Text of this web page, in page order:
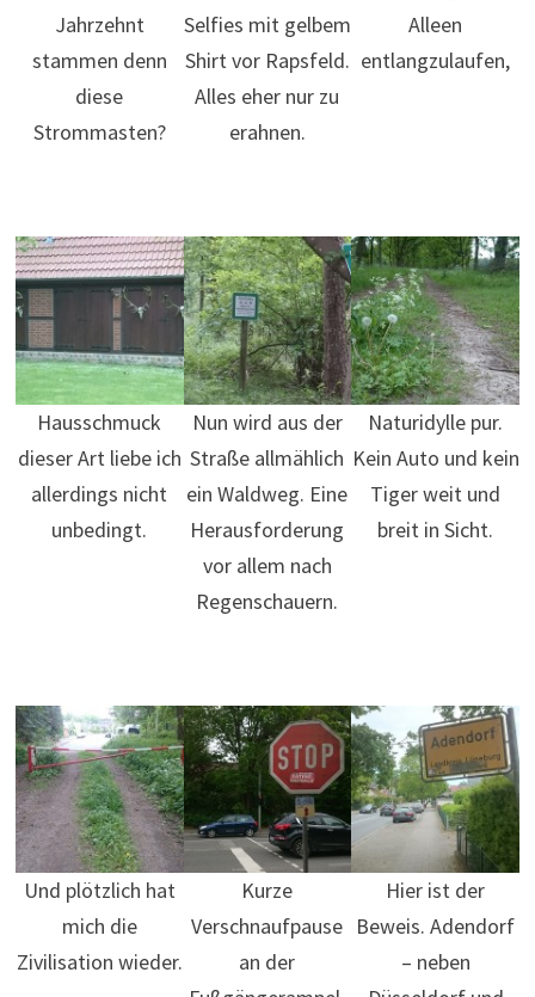
Jahrzehnt
stammen denn
diese
Strommasten?
Selfies mit gelbem
Shirt vor Rapsfeld.
Alles eher nur zu
erahnen.
Alleen
entlangzulaufen,
Hausschmuck
dieser Art liebe ich
allerdings nicht
unbedingt.
Nun wird aus der
Straße allmählich
ein Waldweg. Eine
Herausforderung
vor allem nach
Regenschauern.
Naturidylle pur.
Kein Auto und kein
Tiger weit und
breit in Sicht.
Und plötzlich hat
mich die
Zivilisation wieder.
Kurze
Verschnaufpause
an der
Hier ist der
Beweis. Adendorf
– neben